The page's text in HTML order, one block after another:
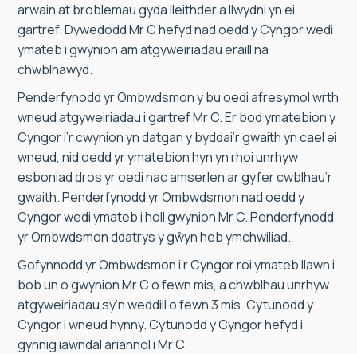
arwain at broblemau gyda lleithder a llwydni yn ei
gartref. Dywedodd Mr C hefyd nad oedd y Cyngor wedi
ymateb i gwynion am atgyweiriadau eraill na
chwblhawyd.
Penderfynodd yr Ombwdsmon y bu oedi afresymol wrth
wneud atgyweiriadau i gartref Mr C. Er bod ymatebion y
Cyngor i’r cwynion yn datgan y byddai’r gwaith yn cael ei
wneud, nid oedd yr ymatebion hyn yn rhoi unrhyw
esboniad dros yr oedi nac amserlen ar gyfer cwblhau’r
gwaith. Penderfynodd yr Ombwdsmon nad oedd y
Cyngor wedi ymateb i holl gwynion Mr C. Penderfynodd
yr Ombwdsmon ddatrys y gŵyn heb ymchwiliad.
Gofynnodd yr Ombwdsmon i’r Cyngor roi ymateb llawn i
bob un o gwynion Mr C o fewn mis, a chwblhau unrhyw
atgyweiriadau sy’n weddill o fewn 3 mis. Cytunodd y
Cyngor i wneud hynny. Cytunodd y Cyngor hefyd i
gynnig iawndal ariannol i Mr C.